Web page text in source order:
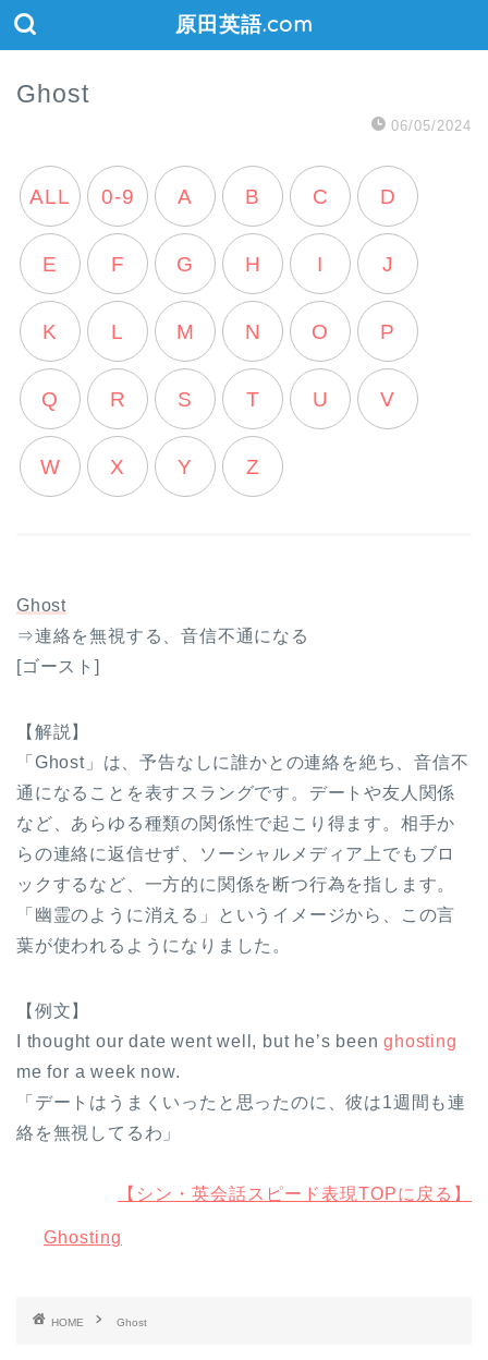
原田英語.com
Ghost
06/05/2024
ALL 0-9 A B C D
E F G H I J
K L M N O P
Q R S T U V
W X Y Z
Ghost
⇒連絡を無視する、音信不通になる
[ゴースト]
【解説】
「Ghost」は、予告なしに誰かとの連絡を絶ち、音信不
通になることを表すスラングです。デートや友人関係
など、あらゆる種類の関係性で起こり得ます。相手か
らの連絡に返信せず、ソーシャルメディア上でもブロ
ックするなど、一方的に関係を断つ行為を指します。
「幽霊のように消える」というイメージから、この言
葉が使われるようになりました。
【例文】
I thought our date went well, but he’s beenghosting
me for a week now.
「デートはうまくいったと思ったのに、彼は1週間も連
絡を無視してるわ」
【シン・英会話スピード表現TOPに戻る】
Ghosting
HOME Ghost